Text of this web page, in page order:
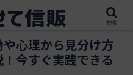
心理から見分け方
今すぐ実践できる
検索